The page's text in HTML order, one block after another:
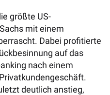
größte US-
mit einem
Dabei profitierte
auf das
nach einem
deutlich anstieg,